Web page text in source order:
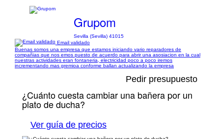
Grupom
Sevilla (Sevilla) 41015
Email validado
Buenas somos una empresa que estamos iniciando vario reparadores de
compañias que nos emos puesto de acuerdo para abrir una asosiacion en la cual
nuestras actividades eran fontaneria, electricidad poco a poco iremos
incrementando mas gremioa conforme ballan actualizando la empresa
Pedir presupuesto
¿Cuánto cuesta cambiar una bañera por un
plato de ducha?
Ver guía de precios